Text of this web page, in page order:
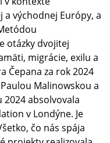
východnej Európy, a
otázky dvojitej
migrácie, exilu a
Čepana za rok 2024
Malinowskou a
2024 absolvovala
v Londýne. Je
čo nás spája